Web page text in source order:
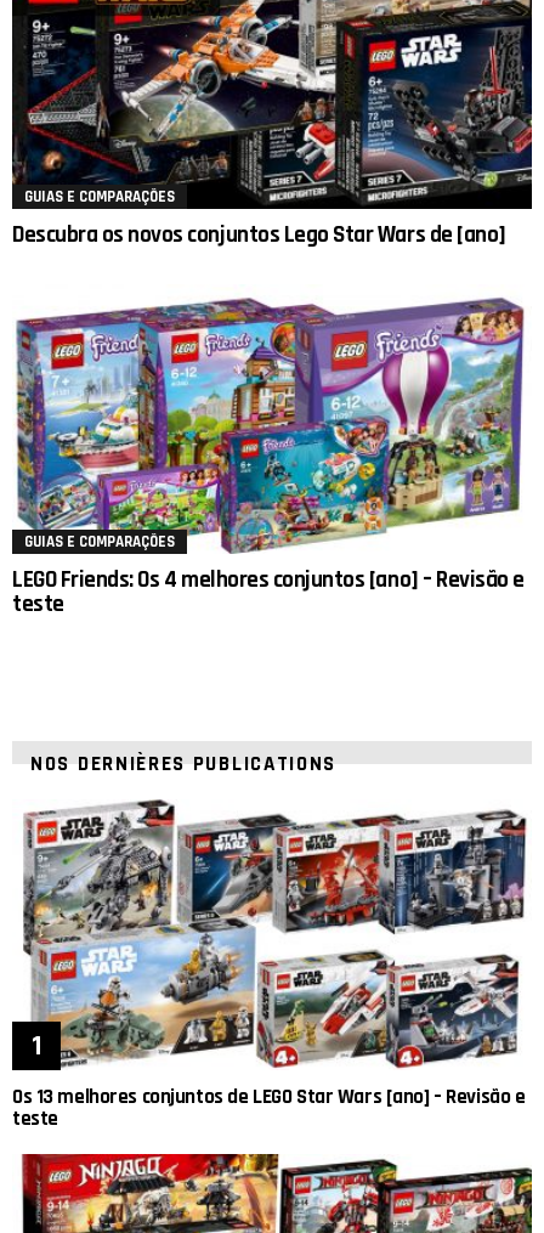
GUIAS E COMPARAÇÕES
Descubra os novos conjuntos Lego Star Wars de [ano]
GUIAS E COMPARAÇÕES
LEGO Friends: Os 4 melhores conjuntos [ano] – Revisão e
teste
NOS DERNIÈRES PUBLICATIONS
Os 13 melhores conjuntos de LEGO Star Wars [ano] – Revisão e
teste